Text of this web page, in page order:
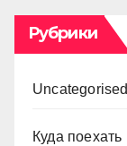
Рубрики
Uncategorised
Куда поехать